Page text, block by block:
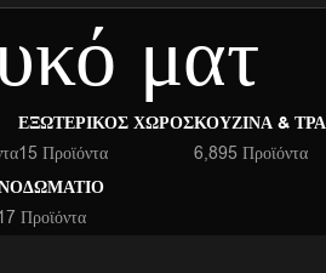
ματ
ΕΞΩΤΕΡΙΚΌΣ ΧΏΡΟΣ
15 Προϊόντα
ΚΟΥΖΊΝΑ &
6,895 Προϊόντα
Προϊόντα